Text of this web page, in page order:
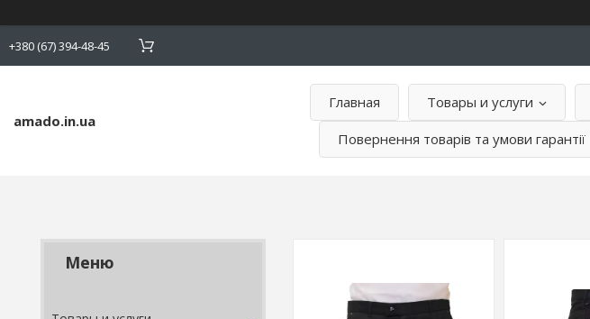
+380 (67) 394-48-45
amado.in.ua
Главная Товары и услуги
Повернення товарів та умови гарантії